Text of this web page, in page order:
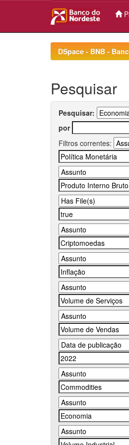
DSpace - BNB -
Pesquisar
Pesquisar:
por
Filtros correntes: